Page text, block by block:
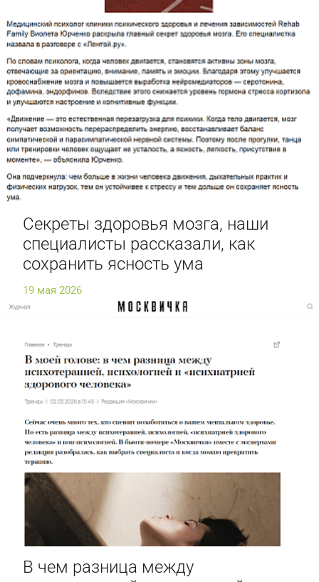
Секреты здоровья мозга, наши
специалисты рассказали, как
сохранить ясность ума
19 мая 2026
В чем разница между